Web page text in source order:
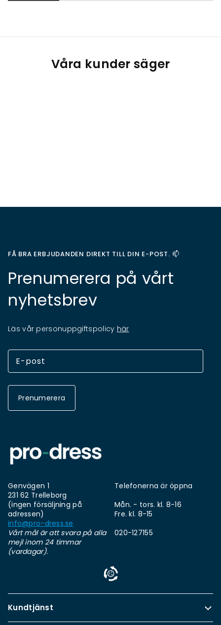
Våra kunder säger
FÅ BRA ERBJUDANDEN DIREKT TILL DIN E-POST. 📫
Prenumerera på vårt
nyhetsbrev
Läs vår personuppgiftspolicy här
Prenumerera
Genvägen 1
231 62 Trelleborg
(ingen försäljning på
adressen)
info@pro-dress.se
Vårt mål är att svara på alla
mejl inom 24 timmar
(vardagar).
Telefonerna är öppna
Mån. - tors. kl. 8-16
Fre. kl. 8-15
020-127155
Kundtjänst